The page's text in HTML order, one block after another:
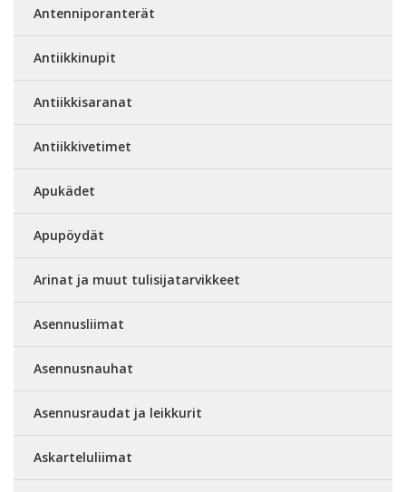
Antenniporanterät
Antiikkinupit
Antiikkisaranat
Antiikkivetimet
Apukädet
Apupöydät
Arinat ja muut tulisijatarvikkeet
Asennusliimat
Asennusnauhat
Asennusraudat ja leikkurit
Askarteluliimat